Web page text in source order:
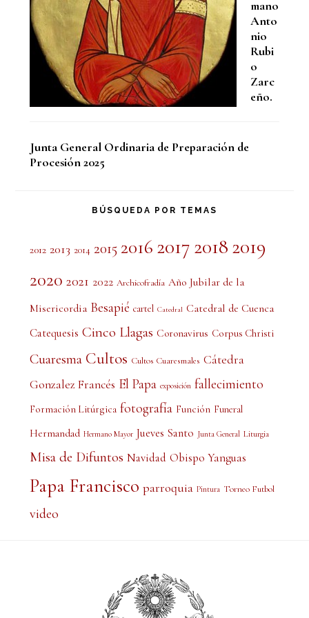
mano
Anto
nio
Rubi
o
Zarc
eño.
Junta General Ordinaria de Preparación de
Procesión 2025
BÚSQUEDA POR TEMAS
2012 2013 2014 2015 2016 2017 2018 2019
2020 2021 2022 Archicofradía Año Jubilar de la
Misericordia Besapié cartel Catedral Catedral de Cuenca
Catequesis Cinco Llagas Coronavirus Corpus Christi
Cuaresma Cultos Cultos Cuaresmales Cátedra
Gonzalez Francés El Papa exposición fallecimiento
Formación Litúrgica fotografía Función Funeral
Hermandad Hermano Mayor Jueves Santo Junta General Liturgia
Misa de Difuntos Navidad Obispo Yanguas
Papa Francisco parroquia Pintura Torneo Futbol
video